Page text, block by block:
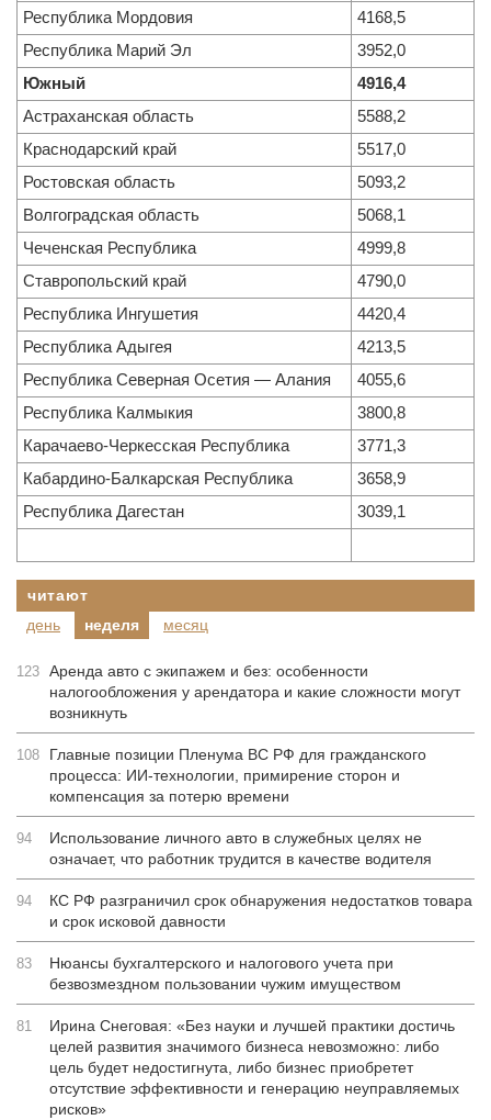
Республика Мордовия
4168,5
Республика Марий Эл
3952,0
Южный
4916,4
Астраханская область
5588,2
Краснодарский край
5517,0
Ростовская область
5093,2
Волгоградская область
5068,1
Чеченская Республика
4999,8
Ставропольский край
4790,0
Республика Ингушетия
4420,4
Республика Адыгея
4213,5
Республика Северная Осетия — Алания
4055,6
Республика Калмыкия
3800,8
Карачаево-Черкесская Республика
3771,3
Кабардино-Балкарская Республика
3658,9
Республика Дагестан
3039,1
читают
день
неделя месяц
123 Аренда авто с экипажем и без: особенности
налогообложения у арендатора и какие сложности могут
возникнуть
108
Главные позиции Пленума ВС РФ для гражданского
процесса: ИИ-технологии, примирение сторон и
компенсация за потерю времени
94
Использование личного авто в служебных целях не
означает, что работник трудится в качестве водителя
94
КС РФ разграничил срок обнаружения недостатков товара
и срок исковой давности
83
Нюансы бухгалтерского и налогового учета при
безвозмездном пользовании чужим имуществом
81
Ирина Снеговая: «Без науки и лучшей практики достичь
целей развития значимого бизнеса невозможно: либо
цель будет недостигнута, либо бизнес приобретет
отсутствие эффективности и генерацию неуправляемых
рисков»